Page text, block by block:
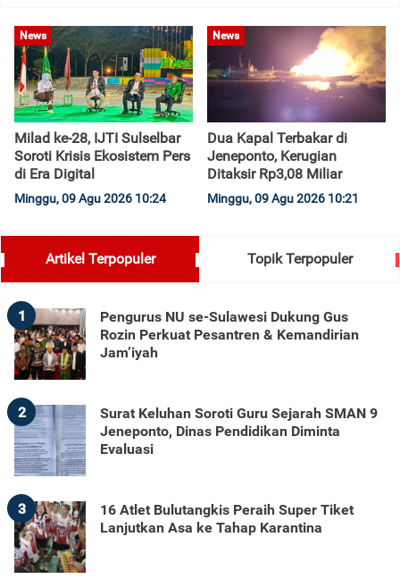
News
Milad ke-28, IJTI Sulselbar
Soroti Krisis Ekosistem Pers
di Era Digital
Minggu, 09 Agu 2026 10:24
News
Dua Kapal Terbakar di
Jeneponto, Kerugian
Ditaksir Rp3,08 Miliar
Minggu, 09 Agu 2026 10:21
Artikel Terpopuler Topik Terpopuler
1
Pengurus NU se-Sulawesi Dukung Gus
Rozin Perkuat Pesantren & Kemandirian
Jam’iyah
2
Surat Keluhan Soroti Guru Sejarah SMAN 9
Jeneponto, Dinas Pendidikan Diminta
Evaluasi
3
16 Atlet Bulutangkis Peraih Super Tiket
Lanjutkan Asa ke Tahap Karantina